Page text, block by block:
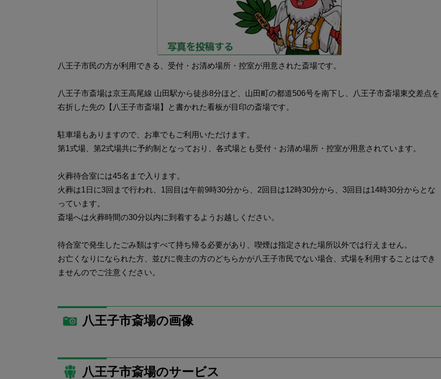
八王子市民の方が利用できる、受付・お清め場所・控室が用意された斎場です。
八王子市斎場は京王高尾線 山田駅から徒歩8分ほど、山田町の都道506号を南下し、八王子市斎場東交差点を
右折した先の【八王子市斎場】と書かれた看板が目印の斎場です。
駐車場もありますので、お車でもご利用いただけます。
第1式場、第2式場共に予約制となっており、各式場とも受付・お清め場所・控室が用意されています。
火葬待合室には45名まで入ります。
火葬は1日に3回まで行われ、1回目は午前9時30分から、2回目は12時30分から、3回目は14時30分からとな
っています。
斎場へは火葬時間の30分以内に到着するようお越しください。
待合室で発生したごみ類はすべて持ち帰る必要があり、喫煙は指定された場所以外では行えません。
お亡くなりになられた方、並びに喪主の方のどちらかが八王子市民でない場合、式場を利用することはでき
ませんのでご注意ください。
八王子市斎場の画像
八王子市斎場のサービス